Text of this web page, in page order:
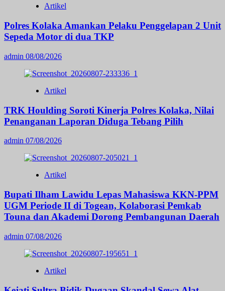
Artikel
Polres Kolaka Amankan Pelaku Penggelapan 2 Unit
Sepeda Motor di dua TKP
admin 08/08/2026
Artikel
TRK Houlding Soroti Kinerja Polres Kolaka, Nilai
Penanganan Laporan Diduga Tebang Pilih
admin 07/08/2026
Artikel
Bupati Ilham Lawidu Lepas Mahasiswa KKN-PPM
UGM Periode II di Togean, Kolaborasi Pemkab
Touna dan Akademi Dorong Pembangunan Daerah
admin 07/08/2026
Artikel